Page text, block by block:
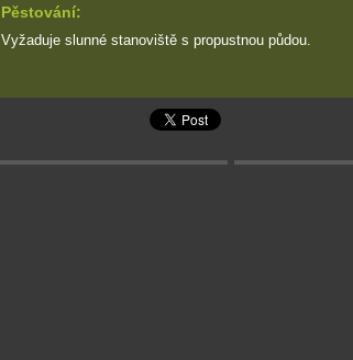
Pěstování:
Vyžaduje slunné stanoviště s propustnou půdou.